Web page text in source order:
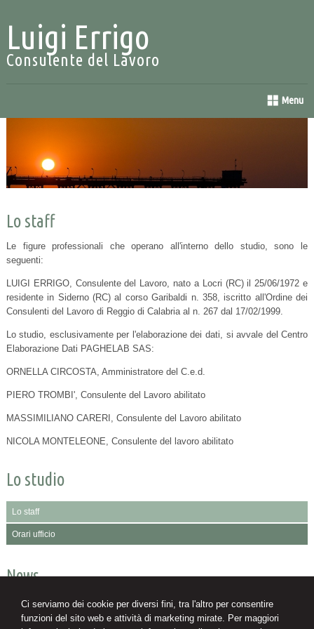
Ci serviamo dei cookie per diversi fini, tra l'altro per consentire
funzioni del sito web e attività di marketing mirate. Per maggiori
Luigi Errigo
Consulente del Lavoro
Menu
Lo staff
Le figure professionali che operano all'interno dello studio, sono le
seguenti:
LUIGI ERRIGO, Consulente del Lavoro, nato a Locri (RC) il 25/06/1972 e
residente in Siderno (RC) al corso Garibaldi n. 358, iscritto all'Ordine dei
Consulenti del Lavoro di Reggio di Calabria al n. 267 dal 17/02/1999.
Lo studio, esclusivamente per l'elaborazione dei dati, si avvale del Centro
Elaborazione Dati PAGHELAB SAS:
ORNELLA CIRCOSTA, Amministratore del C.e.d.
PIERO TROMBI', Consulente del Lavoro abilitato
MASSIMILIANO CARERI, Consulente del Lavoro abilitato
NICOLA MONTELEONE, Consulente del lavoro abilitato
Lo studio
Lo staff
Orari ufficio
News
08/08/2026
Decreto PA: tutte le novità in Gazzetta Ufficiale